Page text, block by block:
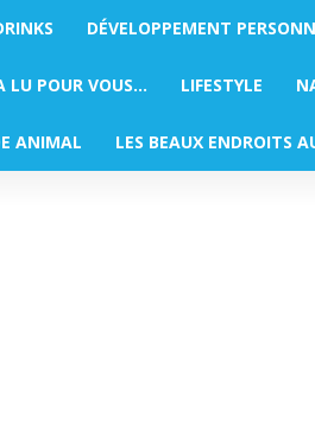
DÉVELOPPEMENT
LU POUR VOUS… LIFESTYLE
ANIMAL LES BEAUX ENDROITS